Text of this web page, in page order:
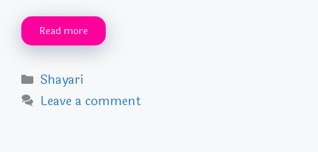
Read more
Categories
Shayari
Leave a comment